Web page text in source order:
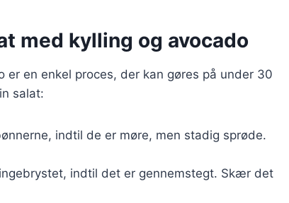
med kylling og avocado
er en enkel proces, der kan gøres på under 30
salat:
indtil de er møre, men stadig sprøde.
indtil det er gennemstegt. Skær det